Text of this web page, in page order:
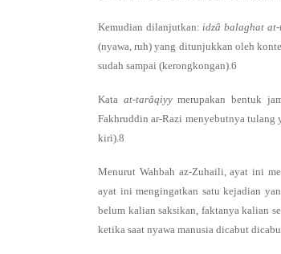
Kemudian dilanjutkan:idzâ balaghat
(nyawa, ruh) yang ditunjukkan oleh
sudah sampai (kerongkongan).6
Kata at-tarâqiyymerupakan bentuk
Fakhruddin ar-Razi menyebutnya tulang
kiri).8
Menurut Wahbah az-Zuhaili, ayat ini
ayat ini mengingatkan satu kejadian
belum kalian saksikan, faktanya kalian
ketika saat nyawa manusia dicabut